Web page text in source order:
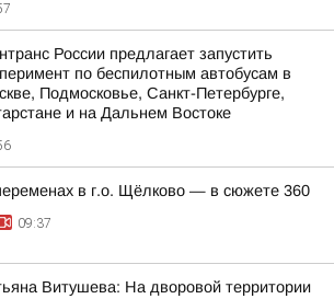
России предлагает запустить
по беспилотным автобусам в
Подмосковье, Санкт-Петербурге,
и на Дальнем Востоке
в г.о. Щёлково — в сюжете 360
09:37
Витушева: На дворовой территории